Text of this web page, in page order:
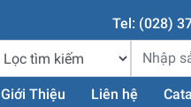
Tel: (028)
Giới Thiệu Liên hệ